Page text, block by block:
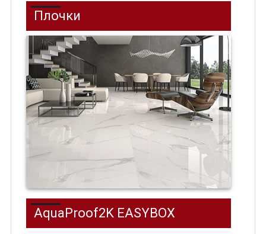
Плочки
AquaProof2K EASYBOX